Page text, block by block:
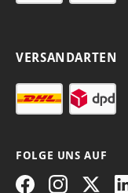
VERSANDARTEN
FOLGE UNS AUF